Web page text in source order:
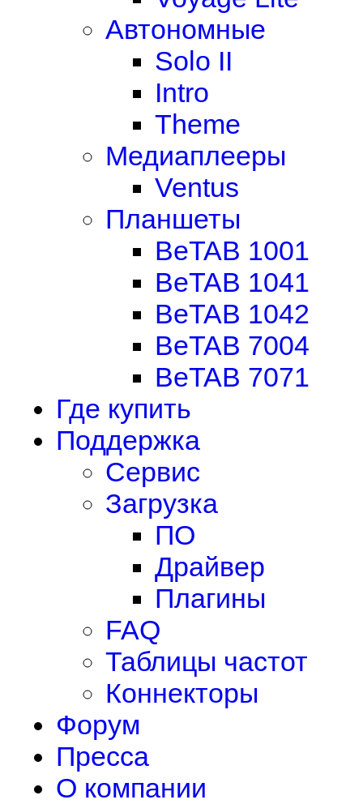
Автономные
Solo II
Intro
Theme
Медиаплееры
Ventus
Планшеты
BeTAB 1001
BeTAB 1041
BeTAB 1042
BeTAB 7004
BeTAB 7071
Где купить
Поддержка
Сервис
Загрузка
ПО
Драйвер
Плагины
FAQ
Таблицы частот
Коннекторы
Форум
Пресса
О компании